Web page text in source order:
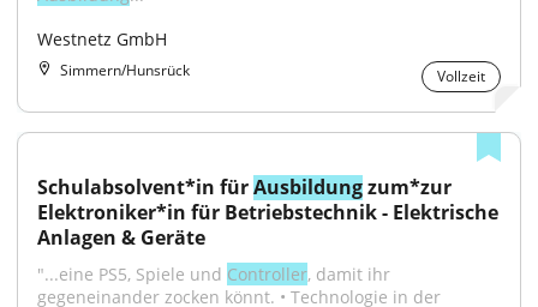
Westnetz GmbH
Simmern/Hunsrück Vollzeit
Schulabsolvent*in für Ausbildung zum*zur
Elektroniker*in für Betriebstechnik - Elektrische
Anlagen & Geräte
"...eine PS5, Spiele und Controller, damit ihr